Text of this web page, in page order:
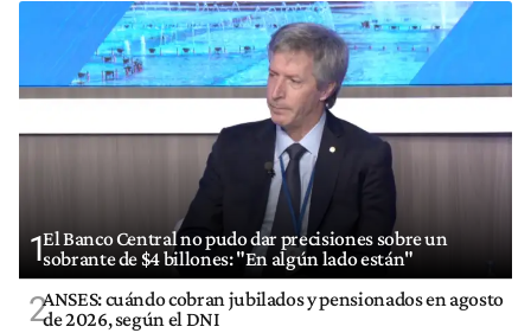
1El Banco Central no pudo dar precisiones sobre un
sobrante de $4 billones: "En algún lado están"
2ANSES: cuándo cobran jubilados y pensionados en agosto
de 2026, según el DNI